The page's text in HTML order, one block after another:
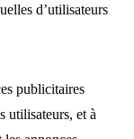
d’utilisateurs
publicitaires
utilisateurs, et à